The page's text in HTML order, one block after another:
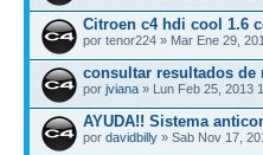
Citroen c4 hdi cool 1.6
por tenor224 » Mar Ene 29,
consultar resultados de
por jviana » Lun Feb 25, 2013
AYUDA!! Sistema
por davidbilly » Sab Nov 17,